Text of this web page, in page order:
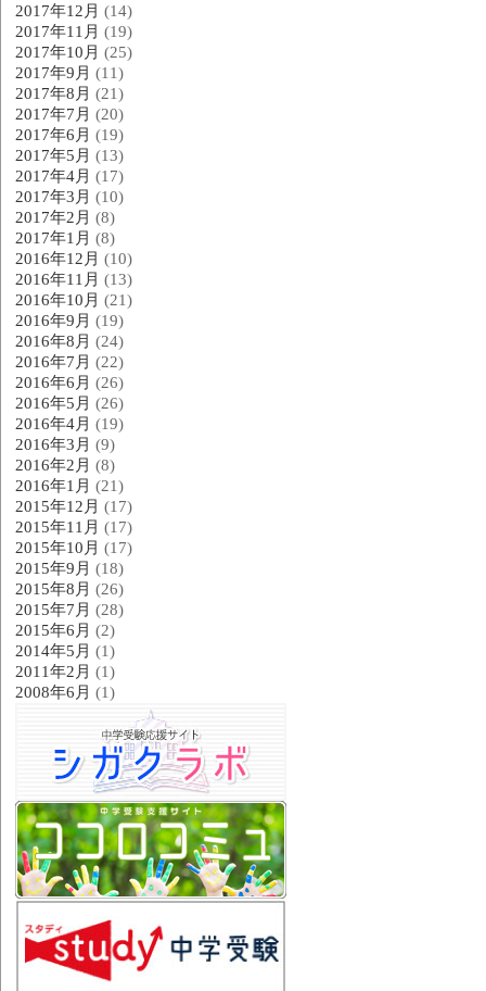
2017年12月 (14)
2017年11月 (19)
2017年10月 (25)
2017年9月 (11)
2017年8月 (21)
2017年7月 (20)
2017年6月 (19)
2017年5月 (13)
2017年4月 (17)
2017年3月 (10)
2017年2月 (8)
2017年1月 (8)
2016年12月 (10)
2016年11月 (13)
2016年10月 (21)
2016年9月 (19)
2016年8月 (24)
2016年7月 (22)
2016年6月 (26)
2016年5月 (26)
2016年4月 (19)
2016年3月 (9)
2016年2月 (8)
2016年1月 (21)
2015年12月 (17)
2015年11月 (17)
2015年10月 (17)
2015年9月 (18)
2015年8月 (26)
2015年7月 (28)
2015年6月 (2)
2014年5月 (1)
2011年2月 (1)
2008年6月 (1)